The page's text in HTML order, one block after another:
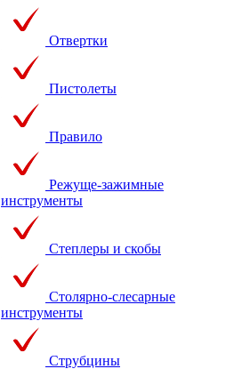
Отвертки
Пистолеты
Правило
Режуще-зажимные
инструменты
Степлеры и скобы
Столярно-слесарные
инструменты
Струбцины